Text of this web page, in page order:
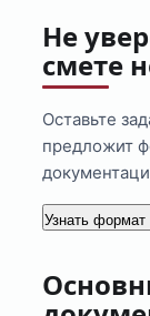
Не
смете
Оставьте
предложит
Узнать формат